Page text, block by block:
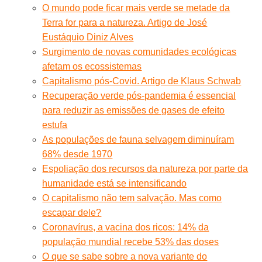
O mundo pode ficar mais verde se metade da
Terra for para a natureza. Artigo de José
Eustáquio Diniz Alves
Surgimento de novas comunidades ecológicas
afetam os ecossistemas
Capitalismo pós-Covid. Artigo de Klaus Schwab
Recuperação verde pós-pandemia é essencial
para reduzir as emissões de gases de efeito
estufa
As populações de fauna selvagem diminuíram
68% desde 1970
Espoliação dos recursos da natureza por parte da
humanidade está se intensificando
O capitalismo não tem salvação. Mas como
escapar dele?
Coronavírus, a vacina dos ricos: 14% da
população mundial recebe 53% das doses
O que se sabe sobre a nova variante do